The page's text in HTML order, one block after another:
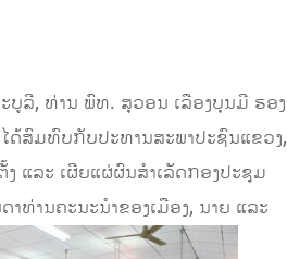
ບູລີ, ທ່ານ ພົທ. ສຸວອນ ເລືອງບຸນມີ ຮອງ
ດ້ສົມທົບກັບປະທານສະພາປະຊົນແຂວງ,
ແລະ ເຜີຍແຜ່ຜົນສໍາເລັດກອງປະຊຸມ
ທ່ານຄະນະນໍາຂອງເມືອງ, ນາຍ ແລະ